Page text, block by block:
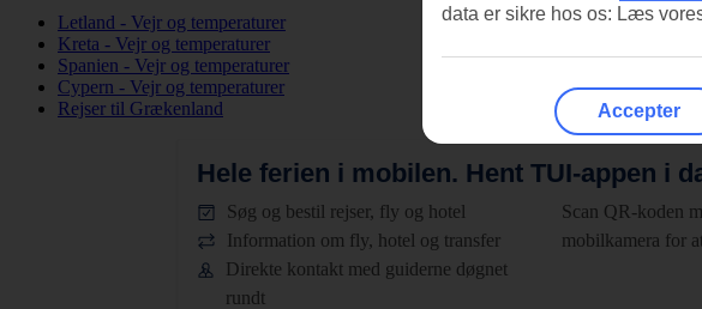
Letland - Vejr og temperaturer
Kreta - Vejr og temperaturer
Spanien - Vejr og temperaturer
Cypern - Vejr og temperaturer
Rejser til Grækenland
Hele ferien i mobilen. Hent TUI-appen i
Søg og bestil rejser, fly og hotel
Information om fly, hotel og transfer
Direkte kontakt med guiderne døgnet
rundt
Scan QR-koden
mobilkamera for
data er sikre hos os: Læs
Accepter